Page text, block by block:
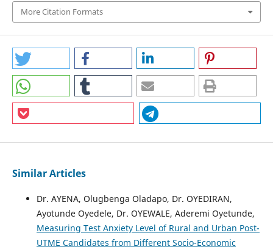
More Citation Formats
Similar Articles
Dr. AYENA, Olugbenga Oladapo, Dr. OYEDIRAN,
Ayotunde Oyedele, Dr. OYEWALE, Aderemi Oyetunde,
Measuring Test Anxiety Level of Rural and Urban Post-
UTME Candidates from Different Socio-Economic